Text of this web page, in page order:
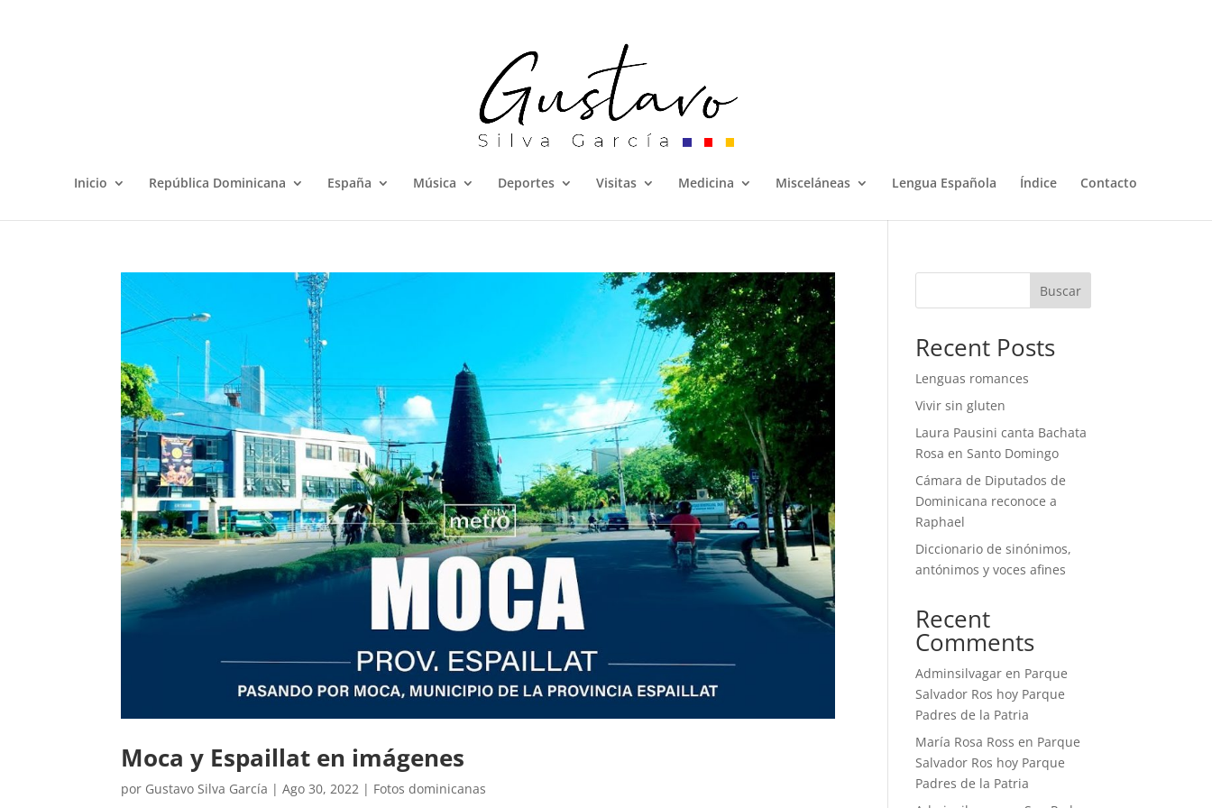
Inicio República Dominicana España Música Deportes Visitas Medicina Misceláneas Lengua Española Índice Contacto
Moca y Espaillat en imágenes
por Gustavo Silva García |Ago 30, 2022 | Fotos dominicanas
Buscar
Recent Posts
Lenguas romances
Vivir sin gluten
Laura Pausini canta Bachata
Rosa en Santo Domingo
Cámara de Diputados de
Dominicana reconoce a
Raphael
Diccionario de sinónimos,
antónimos y voces afines
Recent
Comments
Adminsilvagar en Parque
Salvador Ros hoy Parque
Padres de la Patria
María Rosa Ross en Parque
Salvador Ros hoy Parque
Padres de la Patria